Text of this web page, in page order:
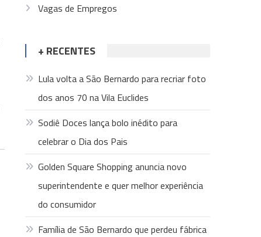
Vagas de Empregos
+ RECENTES
Lula volta a São Bernardo para recriar foto
dos anos 70 na Vila Euclides
Sodiê Doces lança bolo inédito para
celebrar o Dia dos Pais
Golden Square Shopping anuncia novo
superintendente e quer melhor experiência
do consumidor
Família de São Bernardo que perdeu fábrica